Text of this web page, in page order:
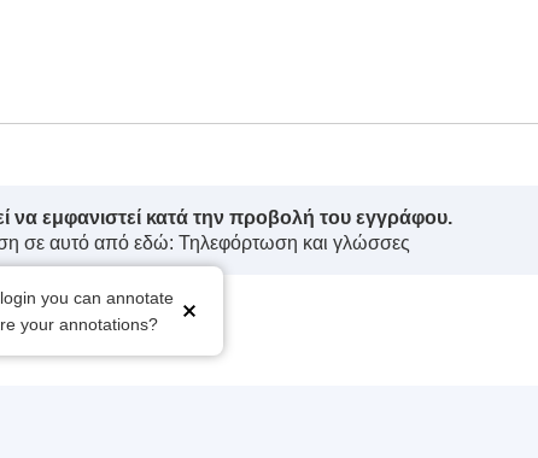
να εμφανιστεί κατά την προβολή του εγγράφου.
σε αυτό από εδώ: Τηλεφόρτωση και γλώσσες
you can annotate
your annotations?